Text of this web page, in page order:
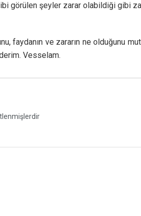
görülen şeyler zarar olabildiği gibi
faydanın ve zararın ne olduğunu
Vesselam.